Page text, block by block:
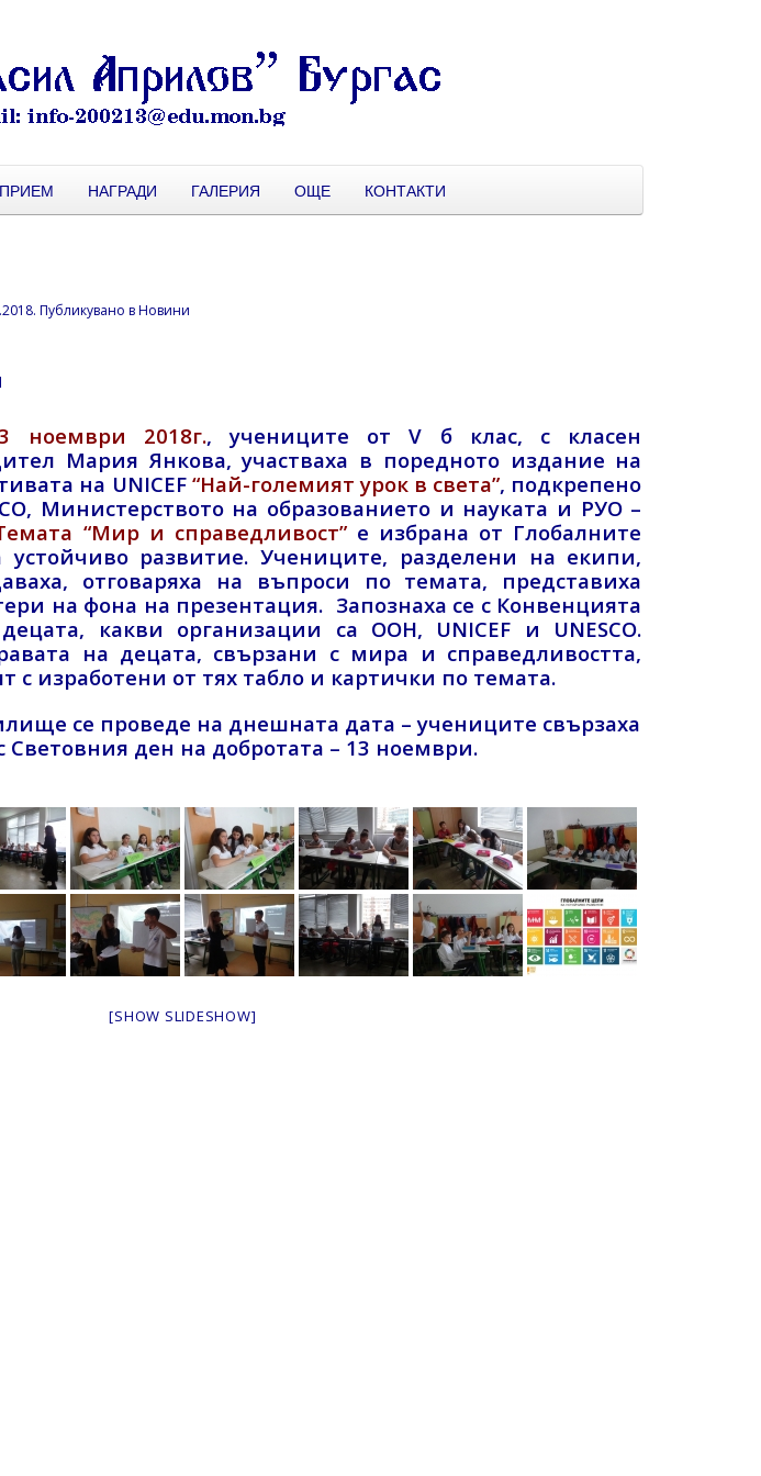
ПРИЕМ НАГРАДИ ГАЛЕРИЯ ОЩЕ КОНТАКТИ
. Публикувано вНовини
ноември 2018г., учениците от V б клас, с класен
Мария Янкова, участваха в поредното издание на
на UNICEF“Най-големият урок в света”, подкрепено
Министерството на образованието и науката и РУО –
“Мир и справедливост”е избрана от Глобалните
устойчиво развитие. Учениците, разделени на екипи,
отговаряха на въпроси по темата, представиха
на фона на презентация. Запознаха се с Конвенцията
какви организации са ООН, UNICEF и UNESCO.
на децата, свързани с мира и справедливостта,
изработени от тях табло и картички по темата.
се проведе на днешната дата – учениците свързаха
Световния ден на добротата – 13 ноември.
[SHOW SLIDESHOW]